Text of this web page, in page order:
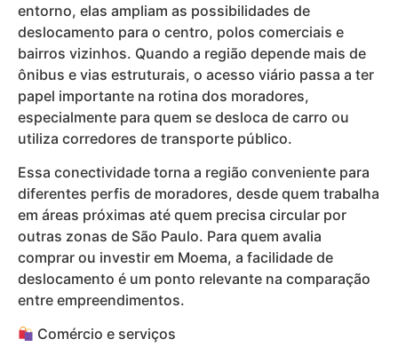
entorno, elas ampliam as possibilidades de
deslocamento para o centro, polos comerciais e
bairros vizinhos. Quando a região depende mais de
ônibus e vias estruturais, o acesso viário passa a ter
papel importante na rotina dos moradores,
especialmente para quem se desloca de carro ou
utiliza corredores de transporte público.
Essa conectividade torna a região conveniente para
diferentes perfis de moradores, desde quem trabalha
em áreas próximas até quem precisa circular por
outras zonas de São Paulo. Para quem avalia
comprar ou investir em Moema, a facilidade de
deslocamento é um ponto relevante na comparação
entre empreendimentos.
Comércio e serviços